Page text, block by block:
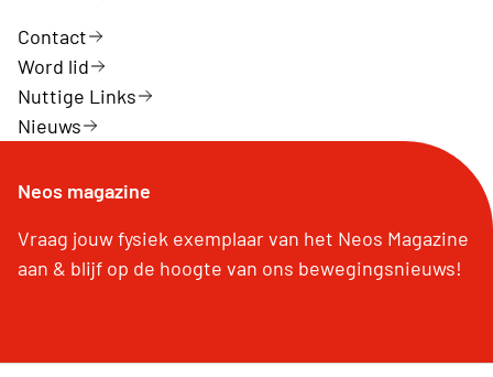
Contact
Word lid
Nuttige Links
Nieuws
Neos magazine
Vraag jouw fysiek exemplaar van het Neos Magazine
aan & blijf op de hoogte van ons bewegingsnieuws!